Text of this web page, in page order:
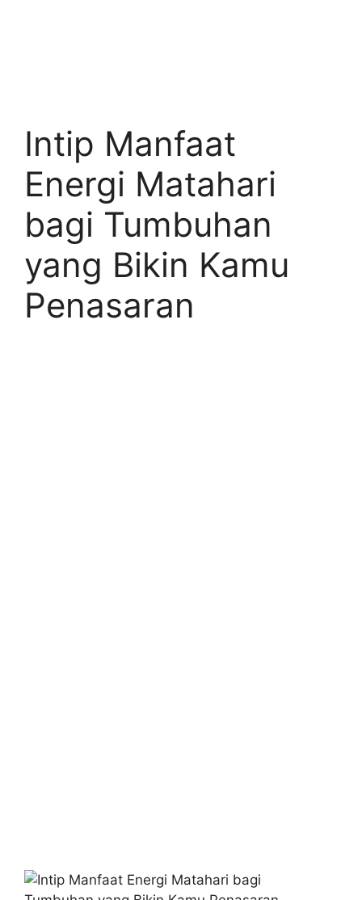
Intip Manfaat
Energi Matahari
bagi Tumbuhan
yang Bikin Kamu
Penasaran